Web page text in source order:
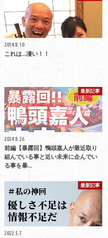
2014.8.10
これは…凄い！！
最新記事
2024.8.26
前編【暴露回】鴨頭嘉人が最近取り
組んでいる事と近い未来に企んでい
る事を暴…
最新記事
2022.5.7